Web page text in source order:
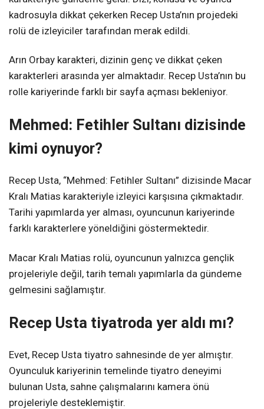
kadrosuyla dikkat çekerken Recep Usta’nın projedeki
rolü de izleyiciler tarafından merak edildi.
Arın Orbay karakteri, dizinin genç ve dikkat çeken
karakterleri arasında yer almaktadır. Recep Usta’nın bu
rolle kariyerinde farklı bir sayfa açması bekleniyor.
Mehmed: Fetihler Sultanı dizisinde
kimi oynuyor?
Recep Usta, “Mehmed: Fetihler Sultanı” dizisinde Macar
Kralı Matias karakteriyle izleyici karşısına çıkmaktadır.
Tarihi yapımlarda yer alması, oyuncunun kariyerinde
farklı karakterlere yöneldiğini göstermektedir.
Macar Kralı Matias rolü, oyuncunun yalnızca gençlik
projeleriyle değil, tarih temalı yapımlarla da gündeme
gelmesini sağlamıştır.
Recep Usta tiyatroda yer aldı mı?
Evet, Recep Usta tiyatro sahnesinde de yer almıştır.
Oyunculuk kariyerinin temelinde tiyatro deneyimi
bulunan Usta, sahne çalışmalarını kamera önü
projeleriyle desteklemiştir.